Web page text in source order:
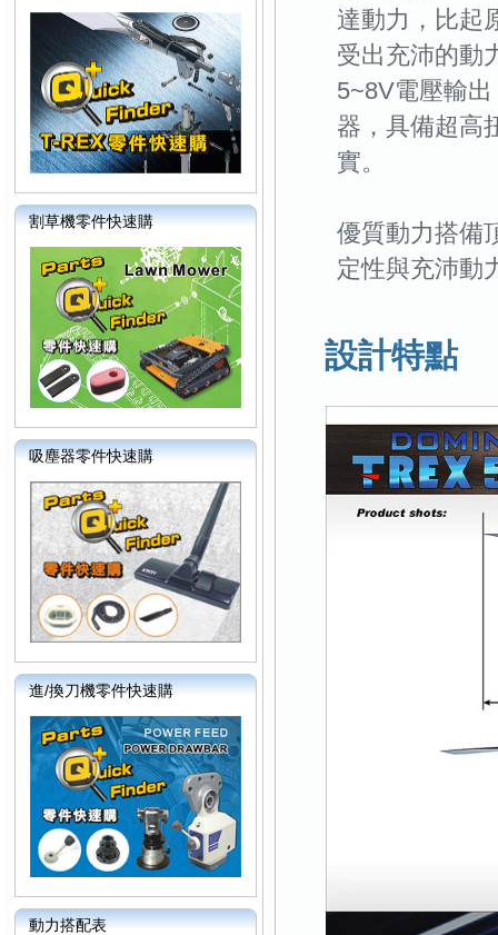
割草機零件快速購
吸塵器零件快速購
進/換刀機零件快速購
動力搭配表
達動力，比起
受出充沛的動
5~8V電壓輸
器，具備超高
實。
優質動力搭備
定性與充沛動
設計特點